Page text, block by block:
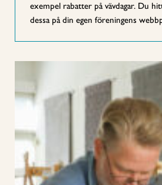
exempel rabatter på vävdagar. Du
dessa på din egen föreningens